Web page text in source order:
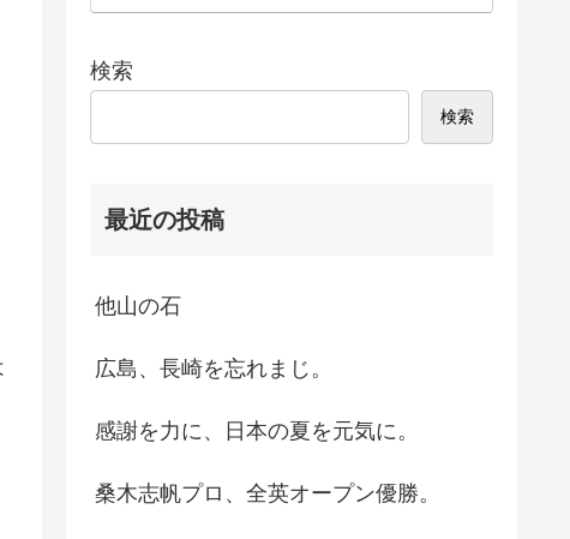
検索
検索
最近の投稿
他山の石
広島、長崎を忘れまじ。
感謝を力に、日本の夏を元気に。
桑木志帆プロ、全英オープン優勝。